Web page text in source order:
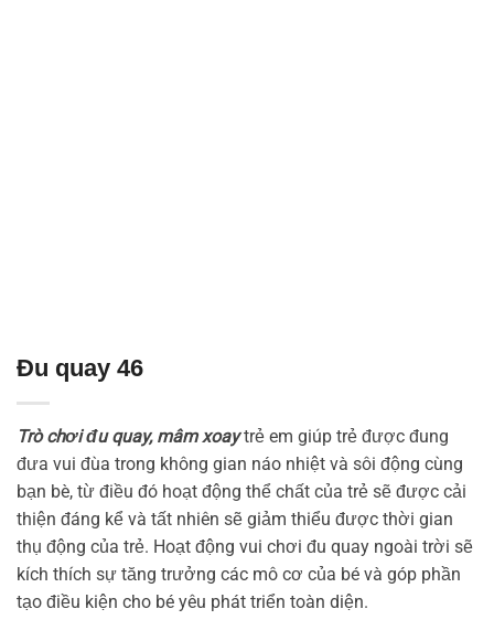
Đu quay 46
Trò chơi đu quay, mâm xoaytrẻ em giúp trẻ được đung
đưa vui đùa trong không gian náo nhiệt và sôi động cùng
bạn bè, từ điều đó hoạt động thể chất của trẻ sẽ được cải
thiện đáng kể và tất nhiên sẽ giảm thiểu được thời gian
thụ động của trẻ. Hoạt động vui chơi đu quay ngoài trời sẽ
kích thích sự tăng trưởng các mô cơ của bé và góp phần
tạo điều kiện cho bé yêu phát triển toàn diện.